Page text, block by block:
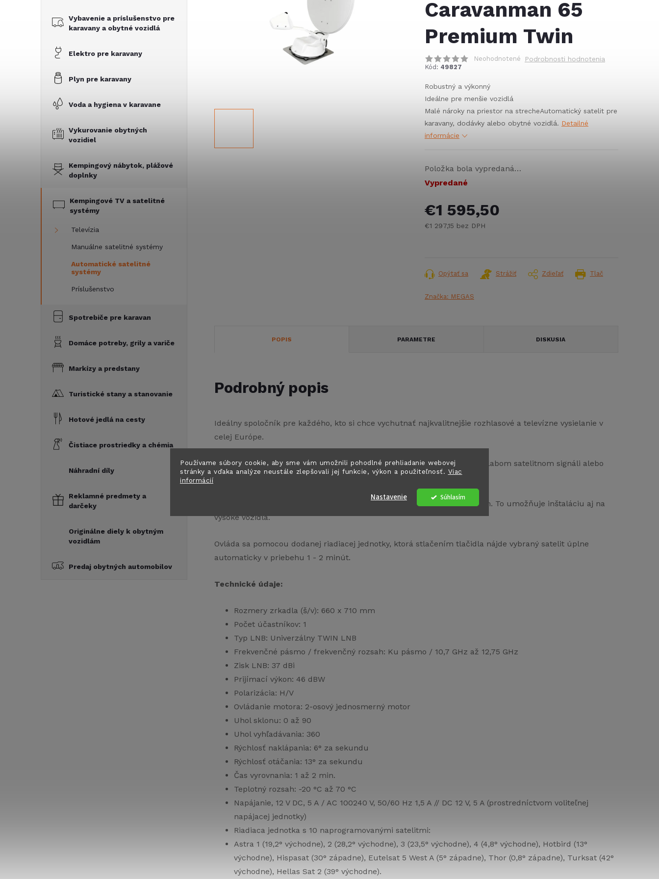
Používame súbory cookie, aby sme vám umožnili pohodlné prehliadanie webovej
stránky a vďaka analýze neustále zlepšovali jej funkcie, výkon a použiteľnosť. Viac
informácií
Súhlasím
Nastavenie
Vybavenie a príslušenstvo pre
karavany a obytné vozidlá
Elektro pre karavany
Plyn pre karavany
Voda a hygiena v karavane
Vykurovanie obytných
vozidiel
Kempingový nábytok, plážové
doplnky
Kempingové TV a satelitné
systémy
Televízia
Manuálne satelitné systémy
Automatické satelitné
systémy
Príslušenstvo
Spotrebiče pre karavan
Domáce potreby, grily a variče
Markízy a predstany
Turistické stany a stanovanie
Hotové jedlá na cesty
Čistiace prostriedky a chémia
Náhradní díly
Reklamné predmety a
darčeky
Originálne diely k obytným
vozidlám
Predaj obytných automobilov
Caravanman 65
Premium Twin
Neohodnotené Podrobnosti hodnotenia
Kód: 49827
Robustný a výkonný
Ideálne pre menšie vozidlá
Malé nároky na priestor na strecheAutomatický satelit pre
karavany, dodávky alebo obytné vozidlá. Detailné
informácie
Položka bola vypredaná…
Vypredané
€1 595,50
€1 297,15 bez DPH
Tlač
Opýtať sa Strážiť Zdieľať
Značka: MEGAS
POPIS PARAMETRE DISKUSIA
Podrobný popis
Ideálny spoločník pre každého, kto si chce vychutnať najkvalitnejšie rozhlasové a televízne vysielanie v
celej Európe.
Zrkadlo s priemerom 65 cm zaručuje ideálne podmienky príjmu aj pri slabom satelitnom signáli alebo
zlom počasí.
Ďalšou výhodou je nízka montážna výška, ktorá je po zasunutí len 19 cm. To umožňuje inštaláciu aj na
vysoké vozidlá.
Ovláda sa pomocou dodanej riadiacej jednotky, ktorá stlačením tlačidla nájde vybraný satelit úplne
automaticky v priebehu 1 - 2 minút.
Technické údaje:
Rozmery zrkadla (š/v): 660 x 710 mm
Počet účastníkov: 1
Typ LNB: Univerzálny TWIN LNB
Frekvenčné pásmo / frekvenčný rozsah: Ku pásmo / 10,7 GHz až 12,75 GHz
Zisk LNB: 37 dBi
Prijímací výkon: 46 dBW
Polarizácia: H/V
Ovládanie motora: 2-osový jednosmerný motor
Uhol sklonu: 0 až 90
Uhol vyhľadávania: 360
Rýchlosť naklápania: 6° za sekundu
Rýchlosť otáčania: 13° za sekundu
Čas vyrovnania: 1 až 2 min.
Teplotný rozsah: -20 °C až 70 °C
Napájanie, 12 V DC, 5 A / AC 100240 V, 50/60 Hz 1,5 A // DC 12 V, 5 A (prostredníctvom voliteľnej
napájacej jednotky)
Riadiaca jednotka s 10 naprogramovanými satelitmi:
Astra 1 (19,2° východne), 2 (28,2° východne), 3 (23,5° východne), 4 (4,8° východne), Hotbird (13°
východne), Hispasat (30° západne), Eutelsat 5 West A (5° západne), Thor (0,8° západne), Turksat (42°
východne), Hellas Sat 2 (39° východne).